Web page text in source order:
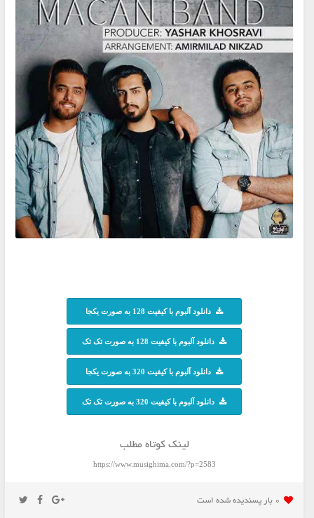
دانلود آلبوم با کیفیت 128 به صورت یکجا
دانلود آلبوم با کیفیت 128 به صورت تک تک
دانلود آلبوم با کیفیت 320 به صورت یکجا
دانلود آلبوم با کیفیت 320 به صورت تک تک
لینک کوتاه مطلب
https://www.musighima.com/?p=2583
0 بار پسنديده شده است